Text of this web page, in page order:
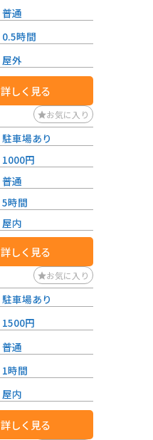
普通
0.5時間
屋外
詳しく見る
お気に入り
駐車場あり
1000円
普通
5時間
屋内
詳しく見る
お気に入り
駐車場あり
1500円
普通
1時間
屋内
詳しく見る